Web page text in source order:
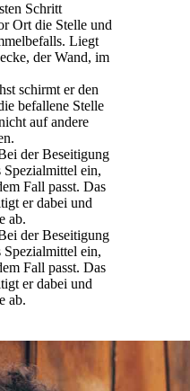
Schritt
Ort die Stelle und
Liegt
der Wand, im
schirmt er den
befallene Stelle
auf andere
der Beseitigung
Spezialmittel ein,
Fall passt. Das
er dabei und
ab.
der Beseitigung
Spezialmittel ein,
Fall passt. Das
er dabei und
ab.